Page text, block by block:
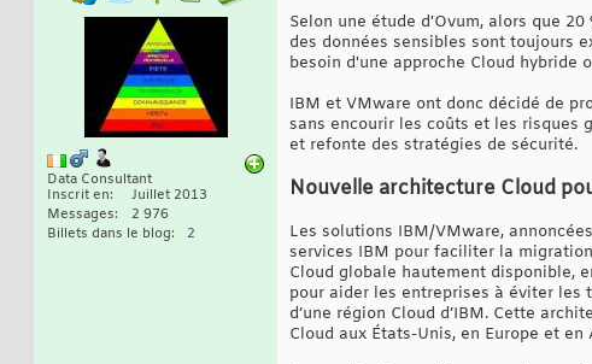
Data Consultant
Inscrit en
Juillet 2013
Messages
2 976
Billets dans le blog
2
Selon une étude d'Ovum, alors que
des données sensibles sont toujours
besoin d'une approche Cloud hybride
IBM et VMware ont donc décidé de
sans encourir les coûts et les risques
et refonte des stratégies de sécurité.
Nouvelle architecture Cloud
Les solutions IBM/VMware,
services IBM pour faciliter la
Cloud globale hautement disponible,
pour aider les entreprises à éviter les
d’une région Cloud d’IBM. Cette
Cloud aux États-Unis, en Europe et en